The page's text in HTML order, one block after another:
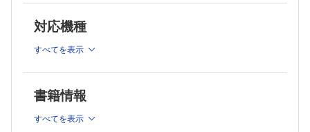
25-4：総動脈幹遺残、Van：Praagh：A4型の手術
26-2：三尖弁閉鎖、Ⅰa型
26-5：三尖弁閉鎖、Ⅱc型
26-6：三尖弁閉鎖、Ⅲb型
27-1：純型肺動脈閉鎖①
27-2：純型肺動脈閉鎖②
7-5：Fallot四徴症/肺動脈弁欠損
8-1：完全型房室中隔欠損（完全型心内膜床欠損）
10：完全型房室中隔欠損＋Fallot四徴症
11-2：総肺静脈還流異常②
対応機種
すべてを表示
書籍情報
すべてを表示